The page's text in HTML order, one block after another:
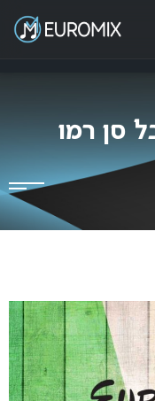
סן רמו